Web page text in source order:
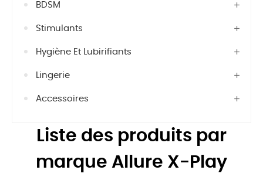
BDSM
Stimulants
Hygiène Et Lubirifiants
Lingerie
Accessoires
Liste des produits par
marque Allure X-Play